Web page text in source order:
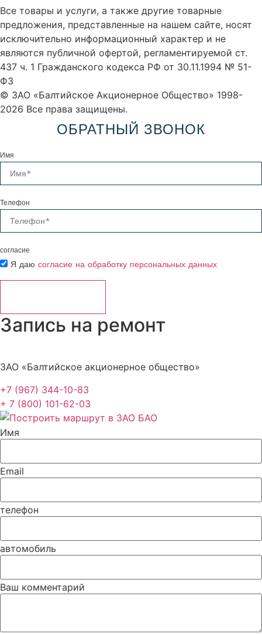
Все товары и услуги, а также другие товарные
предложения, представленные на нашем сайте, носят
исключительно информационный характер и не
являются публичной офертой, регламентируемой ст.
437 ч. 1 Гражданского кодекса РФ от 30.11.1994 № 51-
ФЗ
© ЗАО «Балтийское Акционерное Общество» 1998-
2026 Все права защищены.
ОБРАТНЫЙ ЗВОНОК
Имя
Телефон
согласие
Я даю согласие на обработку персональных данных
Запись на ремонт
ЗАО «Балтийское акционерное общество»
+7 (967) 344-10-83
+ 7 (800) 101-62-03
Имя
Email
телефон
автомобиль
Ваш комментарий